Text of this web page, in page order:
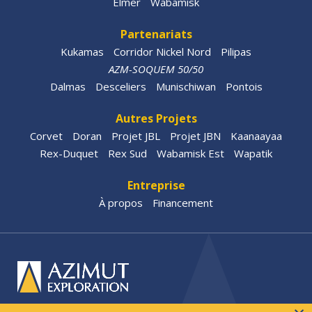
Partenariats
Kukamas Corridor Nickel Nord
Pilipas
AZM-SOQUEM 50/50
Dalmas
Desceliers Munischiwan Pontois
Autres Projets
Corvet Doran Projet JBL Projet JBN
Kaanaayaa
Rex-Duquet
Rex Sud Wabamisk Est Wapatik
Entreprise
À propos Financement